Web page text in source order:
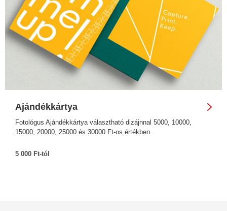
Ajándékkártya
Fotológus Ajándékkártya választható dizájnnal 5000, 10000,
15000, 20000, 25000 és 30000 Ft-os értékben.
5 000 Ft-tól